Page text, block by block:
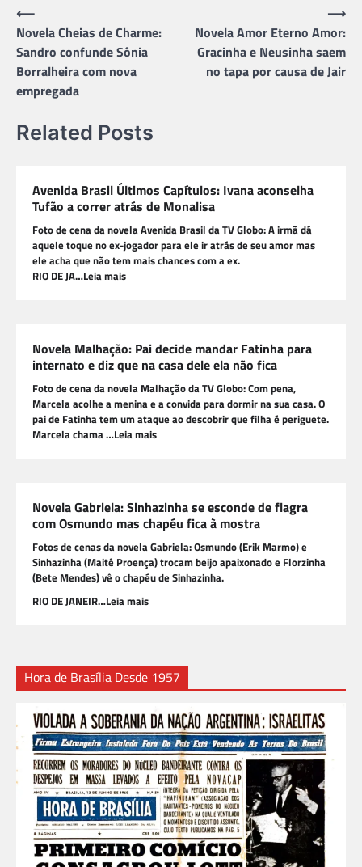
Navegação
de
Post
⟵
Novela Cheias de Charme:
Sandro confunde Sônia
Borralheira com nova
empregada
Novela Amor Eterno Amor:
Gracinha e Neusinha saem
no tapa por causa de Jair
⟶
Related Posts
Avenida Brasil Últimos Capítulos: Ivana aconselha
Tufão a correr atrás de Monalisa
Foto de cena da novela Avenida Brasil da TV Globo: A irmã dá
aquele toque no ex-jogador para ele ir atrás de seu amor mas
ele acha que não tem mais chances com a ex.
RIO DE JA…Leia mais
Novela Malhação: Pai decide mandar Fatinha para
internato e diz que na casa dele ela não fica
Foto de cena da novela Malhação da TV Globo: Com pena,
Marcela acolhe a menina e a convida para dormir na sua casa. O
pai de Fatinha tem um ataque ao descobrir que filha é periguete.
Marcela chama …Leia mais
Novela Gabriela: Sinhazinha se esconde de flagra
com Osmundo mas chapéu fica à mostra
Fotos de cenas da novela Gabriela: Osmundo (Erik Marmo) e
Sinhazinha (Maitê Proença) trocam beijo apaixonado e Florzinha
(Bete Mendes) vê o chapéu de Sinhazinha.
RIO DE JANEIR…Leia mais
Hora de Brasília Desde 1957